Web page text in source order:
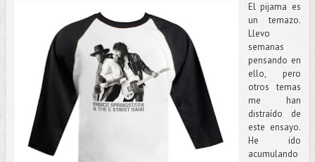
El pijama es
un temazo.
Llevo
semanas
pensando en
ello, pero
otros temas
me han
distraído de
este ensayo.
He ido
acumulando